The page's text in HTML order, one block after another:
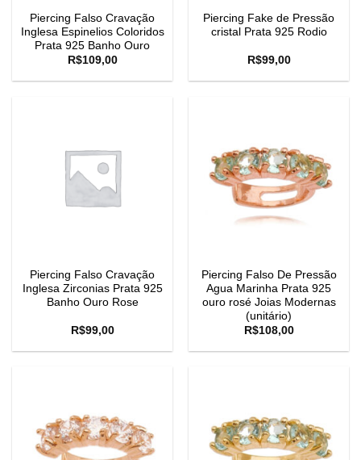
Piercing Falso Cravação
Inglesa Espinelios Coloridos
Prata 925 Banho Ouro
R$109,00
Piercing Fake de Pressão
cristal Prata 925 Rodio
R$99,00
Piercing Falso Cravação
Inglesa Zirconias Prata 925
Banho Ouro Rose
R$99,00
Piercing Falso De Pressão
Agua Marinha Prata 925
ouro rosé Joias Modernas
(unitário)
R$108,00